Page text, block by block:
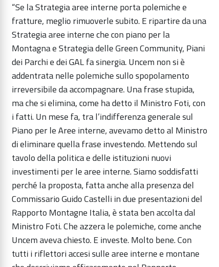
“Se la Strategia aree interne porta polemiche e
fratture, meglio rimuoverle subito. E ripartire da una
Strategia aree interne che con piano per la
Montagna e Strategia delle Green Community, Piani
dei Parchi e dei GAL fa sinergia. Uncem non si è
addentrata nelle polemiche sullo spopolamento
irreversibile da accompagnare. Una frase stupida,
ma che si elimina, come ha detto il Ministro Foti, con
i fatti. Un mese fa, tra l’indifferenza generale sul
Piano per le Aree interne, avevamo detto al Ministro
di eliminare quella frase investendo. Mettendo sul
tavolo della politica e delle istituzioni nuovi
investimenti per le aree interne. Siamo soddisfatti
perché la proposta, fatta anche alla presenza del
Commissario Guido Castelli in due presentazioni del
Rapporto Montagne Italia, è stata ben accolta dal
Ministro Foti. Che azzera le polemiche, come anche
Uncem aveva chiesto. E investe. Molto bene. Con
tutti i riflettori accesi sulle aree interne e montane